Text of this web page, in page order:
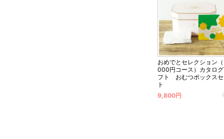
おめでとセレクション
000円コース）カタロ
フト おむつボックス
ト
9,800円